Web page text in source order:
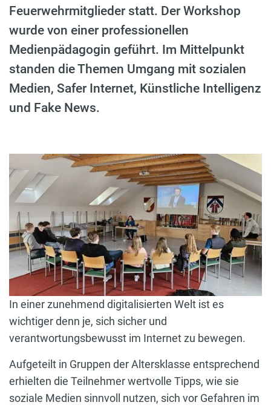
Feuerwehrmitglieder statt. Der Workshop
wurde von einer professionellen
Medienpädagogin geführt. Im Mittelpunkt
standen die Themen Umgang mit sozialen
Medien, Safer Internet, Künstliche Intelligenz
und Fake News.
In einer zunehmend digitalisierten Welt ist es
wichtiger denn je, sich sicher und
verantwortungsbewusst im Internet zu bewegen.
Aufgeteilt in Gruppen der Altersklasse entsprechend
erhielten die Teilnehmer wertvolle Tipps, wie sie
soziale Medien sinnvoll nutzen, sich vor Gefahren im